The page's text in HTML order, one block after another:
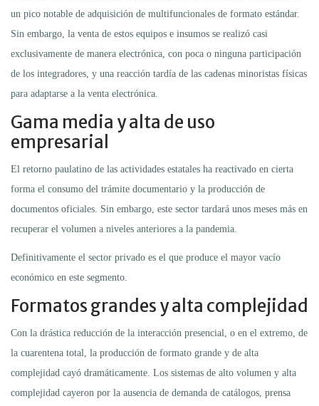
un pico notable de adquisición de multifuncionales de formato estándar.
Sin embargo, la venta de estos equipos e insumos se realizó casi
exclusivamente de manera electrónica, con poca o ninguna participación
de los integradores, y una reacción tardía de las cadenas minoristas físicas
para adaptarse a la venta electrónica.
Gama media y alta de uso
empresarial
El retorno paulatino de las actividades estatales ha reactivado en cierta
forma el consumo del trámite documentario y la producción de
documentos oficiales. Sin embargo, este sector tardará unos meses más en
recuperar el volumen a niveles anteriores a la pandemia.
Definitivamente el sector privado es el que produce el mayor vacío
económico en este segmento.
Formatos grandes y alta complejidad
Con la drástica reducción de la interacción presencial, o en el extremo, de
la cuarentena total, la producción de formato grande y de alta
complejidad cayó dramáticamente. Los sistemas de alto volumen y alta
complejidad cayeron por la ausencia de demanda de catálogos, prensa